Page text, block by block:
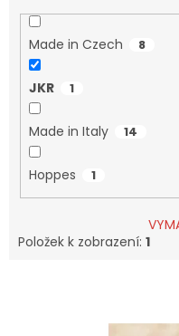
Made in Czech 8
JKR 1
Made in Italy 14
Hoppes 1
Položek k zobrazení: 1